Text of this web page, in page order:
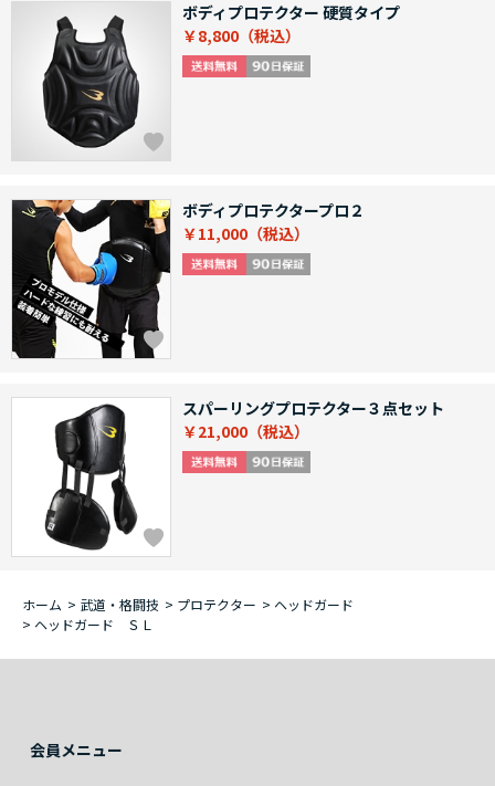
ボディプロテクター 硬質タイプ
￥8,800
ボディプロテクタープロ２
￥11,000
スパーリングプロテクター３点セット
￥21,000
ホーム > 武道・格闘技 > プロテクター > ヘッドガード
> ヘッドガード ＳＬ
会員メニュー